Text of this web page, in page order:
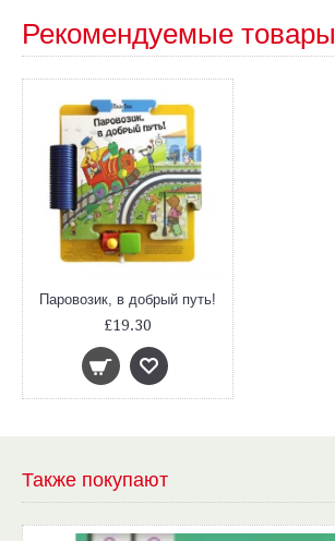
Рекомендуемые товары
Паровозик, в добрый путь!
£19.30
Также покупают